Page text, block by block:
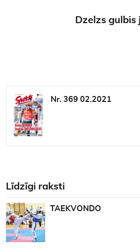
Dzelzs gulbis
Nr. 369 02.2021
Līdzīgi raksti
TAEKVONDO